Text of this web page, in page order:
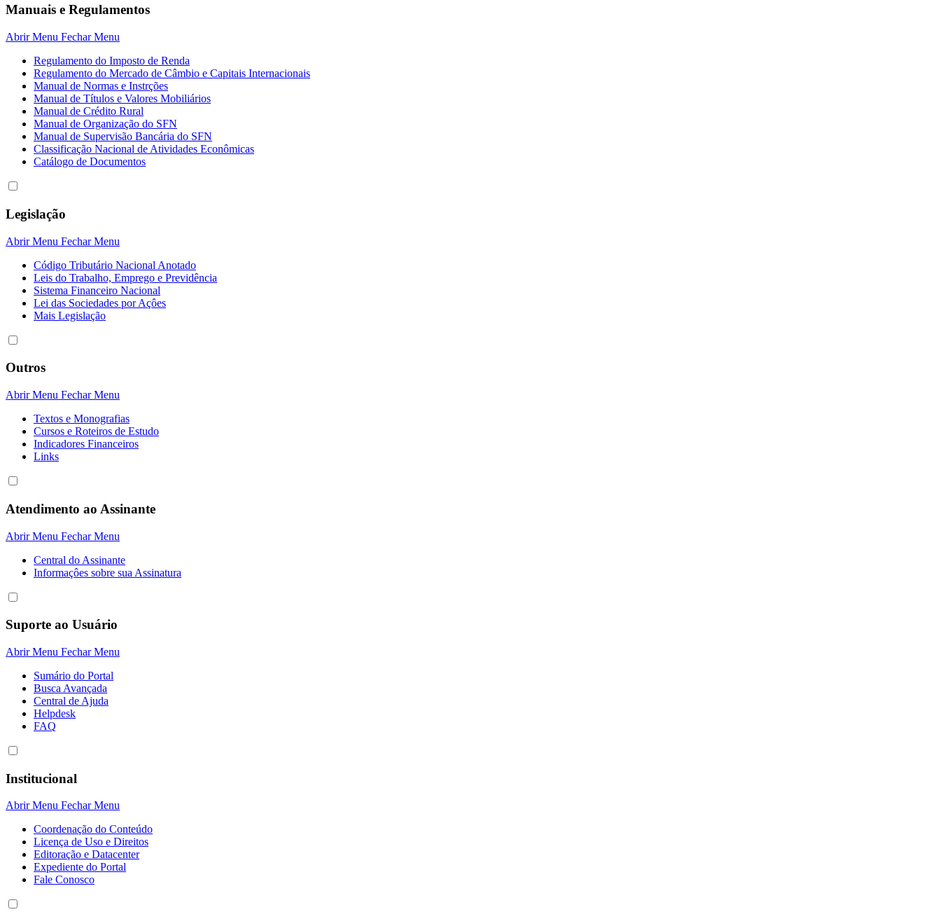
Manuais e Regulamentos
Abrir Menu Fechar Menu
Regulamento do Imposto de Renda
Regulamento do Mercado de Câmbio e Capitais Internacionais
Manual de Normas e Instrções
Manual de Títulos e Valores Mobiliários
Manual de Crédito Rural
Manual de Organização do SFN
Manual de Supervisão Bancária do SFN
Classificação Nacional de Atividades Econômicas
Catálogo de Documentos
Legislação
Abrir Menu Fechar Menu
Código Tributário Nacional Anotado
Leis do Trabalho, Emprego e Previdência
Sistema Financeiro Nacional
Lei das Sociedades por Açôes
Mais Legislação
Outros
Abrir Menu Fechar Menu
Textos e Monografias
Cursos e Roteiros de Estudo
Indicadores Financeiros
Links
Atendimento ao Assinante
Abrir Menu Fechar Menu
Central do Assinante
Informaçôes sobre sua Assinatura
Suporte ao Usuário
Abrir Menu Fechar Menu
Sumário do Portal
Busca Avançada
Central de Ajuda
Helpdesk
FAQ
Institucional
Abrir Menu Fechar Menu
Coordenação do Conteúdo
Licença de Uso e Direitos
Editoração e Datacenter
Expediente do Portal
Fale Conosco